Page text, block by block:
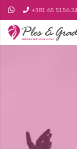
+381 65 5156